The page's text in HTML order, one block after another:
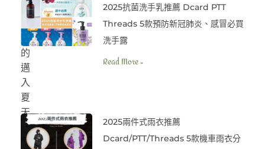
覺
真
的
邁
入
夏
天
好
熱
2025抗菌洗手乳推薦 Dcard PTT
Threads 5款預防新冠肺炎、感冒必買
洗手露
Read More »
2025兩件式雨衣推薦
Dcard/PTT/Threads 5款機車雨衣分